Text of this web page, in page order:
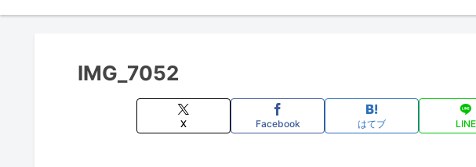
IMG_7052
X Facebook はてブ LINE